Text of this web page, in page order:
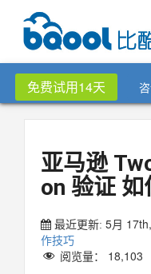
免费试用14天
亚马逊
on 验证
最近更新: 5月
作技巧
阅览量： 18,103